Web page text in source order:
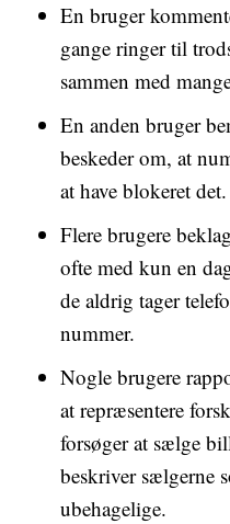
En bruger
gange ringer til
sammen med
En anden bruger
beskeder om, at
at have blokeret det.
Flere brugere
ofte med kun en
de aldrig tager
nummer.
Nogle brugere
at repræsentere
forsøger at sælge
beskriver sælgerne
ubehagelige.